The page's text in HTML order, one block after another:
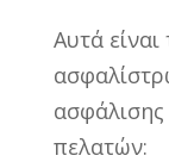
Αυτά
πελατών: